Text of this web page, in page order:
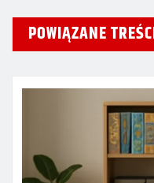
POWIĄZANE